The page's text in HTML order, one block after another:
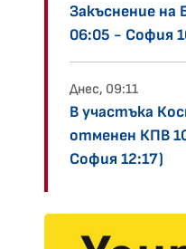
Закъснение на
06:05 - София
Днес, 09:11
В участъка
отменен КПВ
София 12:17)